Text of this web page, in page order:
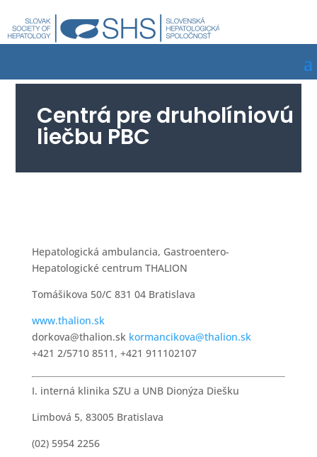
Centrá pre druholíniovú
liečbu PBC
Hepatologická ambulancia, Gastroentero-
Hepatologické centrum THALION
Tomášikova 50/C 831 04 Bratislava
www.thalion.sk
dorkova@thalion.sk kormancikova@thalion.sk
+421 2/5710 8511, +421 911102107
I. interná klinika SZU a UNB Dionýza Diešku
Limbová 5, 83005 Bratislava
(02) 5954 2256